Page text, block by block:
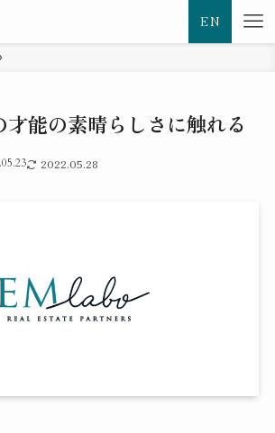
EN
才能の素晴らしさに触れる
2022.05.28